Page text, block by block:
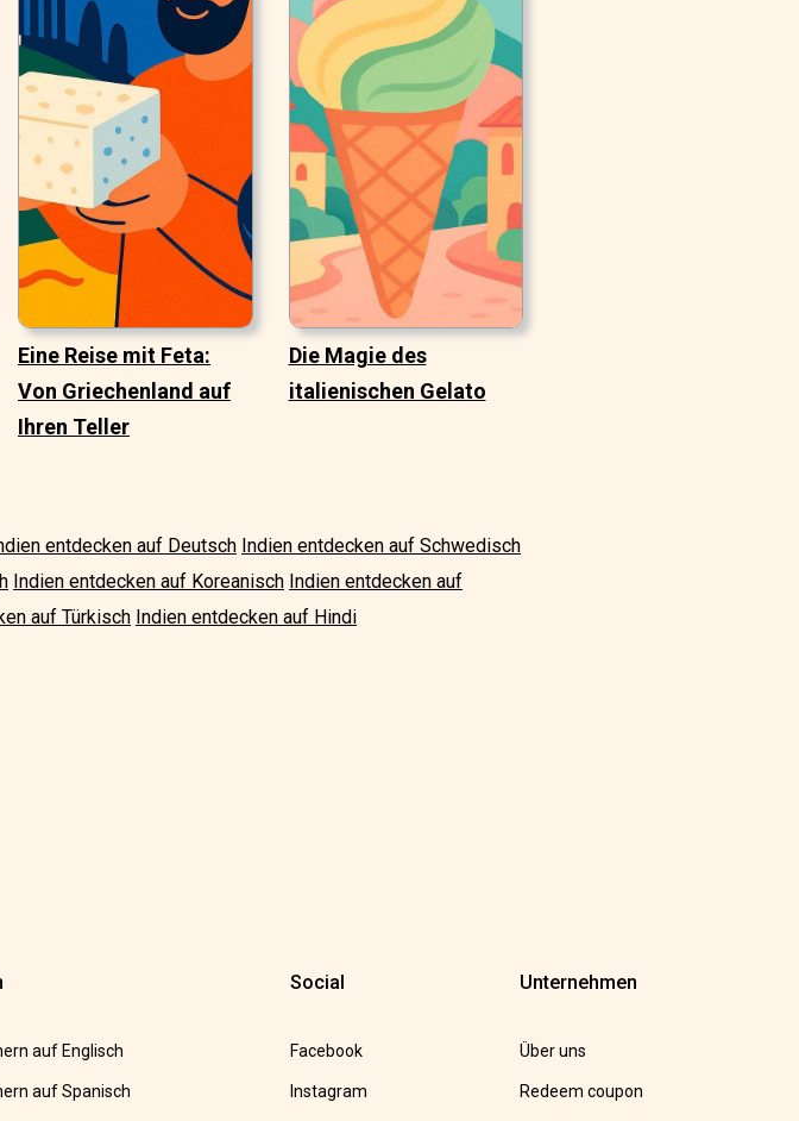
Eine Reise mit Feta:
Von Griechenland auf
Ihren Teller
Die Magie des
italienischen Gelato
entdecken auf Deutsch Indien entdecken auf Schwedisch
Indien entdecken auf Koreanisch Indien entdecken auf
auf Türkisch Indien entdecken auf Hindi
auf Englisch
auf Spanisch
Social
Facebook
Instagram
Unternehmen
Über uns
Redeem coupon